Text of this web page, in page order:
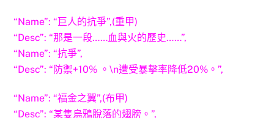
“Name”: “巨人的抗爭”,(重甲)
“Desc”: “那是一段……血與火的歷史……”,
“Name”: “抗爭”,
“Desc”: “防禦+10% 。\n遭受暴擊率降低20%。”,
“Name”: “福金之翼”,(布甲)
“Desc”: “某隻烏鴉脫落的翅膀。”,